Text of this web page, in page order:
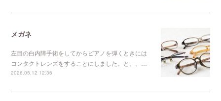
メガネ
左目の白内障手術をしてからピアノを弾くときには
コンタクトレンズをすることにしました。と、、…
2026.05.12 12:36